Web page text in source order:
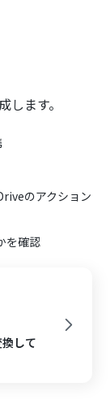
ます。
のアクション
を確認
して